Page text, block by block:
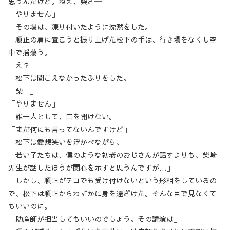
「やりません」
その場は、凍り付いたように沈黙をした。
順正の肩に置こうと振り上げた松下の手は、行き場をなくし空
中で揺蕩う。
「え？」
松下は聞こえなかったふりをした。
「柴─」
「やりません」
誰一人として、口を開けない。
「まだ何にも言ってないんですけど」
松下は愛想笑いを浮かべながら、
「若い子たちは、僕のような初老のおじさんが話すよりも、柴崎
先生が話したほうが関心を示すと思うんですが…」
しかし、順正がテコでも受け付けないという形相をしているの
で、松下は順正からわずかに身を遠ざけた。そんな目で見なくて
もいいのに。
「助産師が担当してもいいのでしょう。その講演は」